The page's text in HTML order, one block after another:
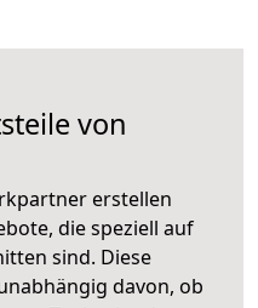
von
erstellen
die speziell auf
sind. Diese
davon, ob